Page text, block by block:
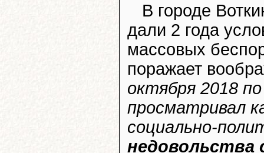
В городе
дали 2 года
массовых
поражает
октября 2018
просматривал
социально-
недовольства